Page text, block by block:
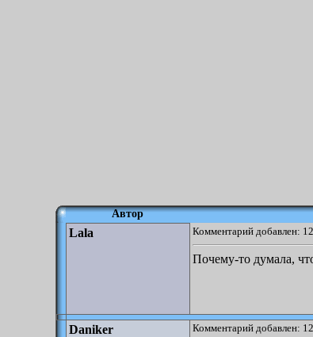
Автор
Lala Комментарий добавлен:
Почему-то думала,
Daniker Комментарий добавлен: